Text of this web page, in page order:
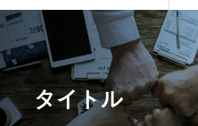
タイトル